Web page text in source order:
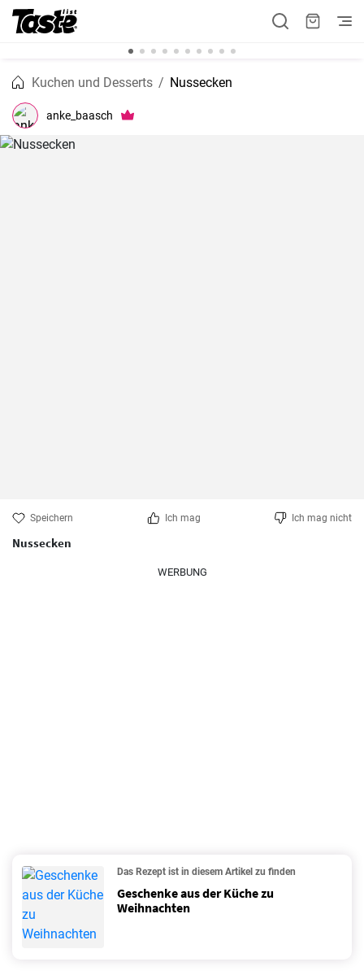
Kuchen und Desserts Nussecken
anke_baasch
Speichern Ich mag Ich mag nicht
Nussecken
WERBUNG
Das Rezept ist in diesem Artikel zu finden
Geschenke aus der Küche zu
Weihnachten